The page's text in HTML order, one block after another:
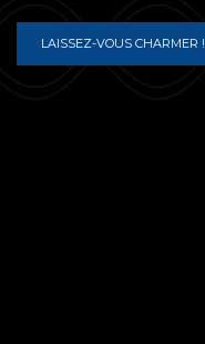
LAISSEZ-VOUS CHARMER !